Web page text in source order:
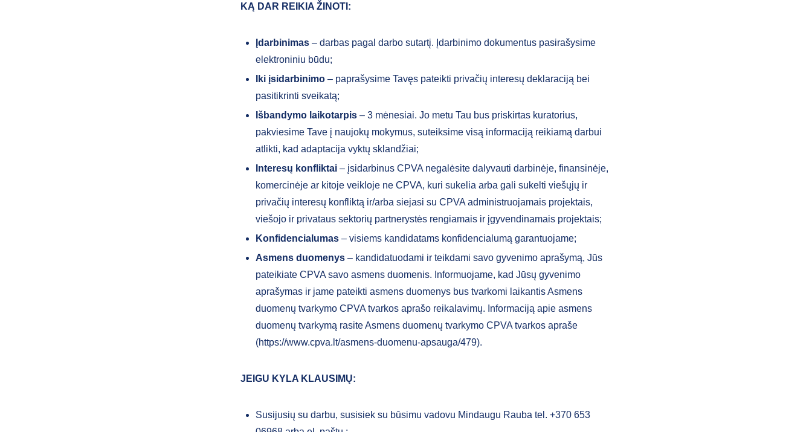
KĄ DAR REIKIA ŽINOTI:
Įdarbinimas – darbas pagal darbo sutartį. Įdarbinimo dokumentus pasirašysime
elektroniniu būdu;
Iki įsidarbinimo – paprašysime Tavęs pateikti privačių interesų deklaraciją bei
pasitikrinti sveikatą;
Išbandymo laikotarpis – 3 mėnesiai. Jo metu Tau bus priskirtas kuratorius,
pakviesime Tave į naujokų mokymus, suteiksime visą informaciją reikiamą darbui
atlikti, kad adaptacija vyktų sklandžiai;
Interesų konfliktai – įsidarbinus CPVA negalėsite dalyvauti darbinėje, finansinėje,
komercinėje ar kitoje veikloje ne CPVA, kuri sukelia arba gali sukelti viešųjų ir
privačių interesų konfliktą ir/arba siejasi su CPVA administruojamais projektais,
viešojo ir privataus sektorių partnerystės rengiamais ir įgyvendinamais projektais;
Konfidencialumas – visiems kandidatams konfidencialumą garantuojame;
Asmens duomenys – kandidatuodami ir teikdami savo gyvenimo aprašymą, Jūs
pateikiate CPVA savo asmens duomenis. Informuojame, kad Jūsų gyvenimo
aprašymas ir jame pateikti asmens duomenys bus tvarkomi laikantis Asmens
duomenų tvarkymo CPVA tvarkos aprašo reikalavimų. Informaciją apie asmens
duomenų tvarkymą rasite Asmens duomenų tvarkymo CPVA tvarkos apraše
(https://www.cpva.lt/asmens-duomenu-apsauga/479).
JEIGU KYLA KLAUSIMŲ:
Susijusių su darbu, susisiek su būsimu vadovu Mindaugu Rauba tel. +370 653